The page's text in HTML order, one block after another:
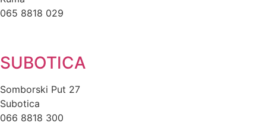
065 8818 029
SUBOTICA
Somborski Put 27
Subotica
066 8818 300